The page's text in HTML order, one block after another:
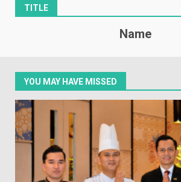
TITLE
Name
YOU MAY HAVE MISSED